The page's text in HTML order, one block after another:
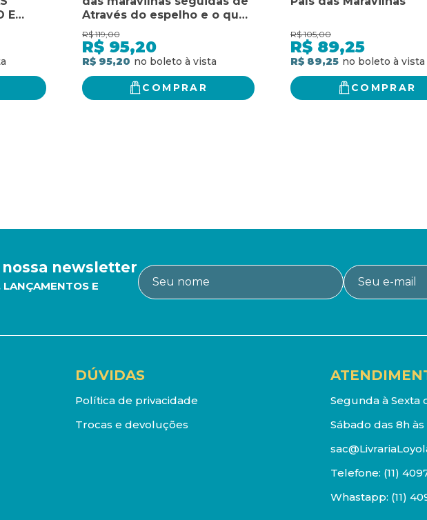
E
Através do espelho e o que
Alice encontrou lá: Edição
comemorativa 150 anos -
Dois volumes
acondicionados em uma
caixa
R$ 119,00
R$ 95,20
R$ 95,20
COMPRAR
R$ 105,00
R$ 89,25
R$ 89,25
COMPRAR
newsletter
LANÇAMENTOS E
DÚVIDAS
Política de privacidade
Trocas e devoluções
Segunda à Sexta
Sábado das 8h às
Telefone: (11)
Whastapp: (11)